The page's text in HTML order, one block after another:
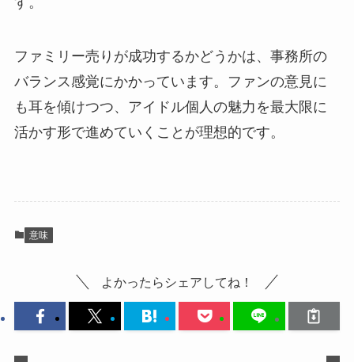
ファミリー売りが成功するかどうかは、事務所の
バランス感覚にかかっています。ファンの意見に
も耳を傾けつつ、アイドル個人の魅力を最大限に
活かす形で進めていくことが理想的です。
意味
よかったらシェアしてね！